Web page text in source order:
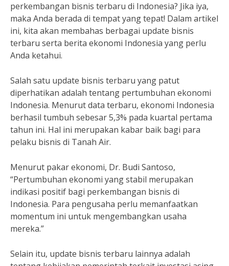
perkembangan bisnis terbaru di Indonesia? Jika iya,
maka Anda berada di tempat yang tepat! Dalam artikel
ini, kita akan membahas berbagai update bisnis
terbaru serta berita ekonomi Indonesia yang perlu
Anda ketahui.
Salah satu update bisnis terbaru yang patut
diperhatikan adalah tentang pertumbuhan ekonomi
Indonesia. Menurut data terbaru, ekonomi Indonesia
berhasil tumbuh sebesar 5,3% pada kuartal pertama
tahun ini. Hal ini merupakan kabar baik bagi para
pelaku bisnis di Tanah Air.
Menurut pakar ekonomi, Dr. Budi Santoso,
“Pertumbuhan ekonomi yang stabil merupakan
indikasi positif bagi perkembangan bisnis di
Indonesia. Para pengusaha perlu memanfaatkan
momentum ini untuk mengembangkan usaha
mereka.”
Selain itu, update bisnis terbaru lainnya adalah